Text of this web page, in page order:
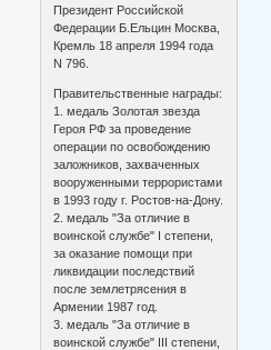
Президент Российской
Федерации Б.Ельцин Москва,
Кремль 18 апреля 1994 года
N 796.
Правительственные награды:
1. медаль Золотая звезда
Героя РФ за проведение
операции по освобождению
заложников, захваченных
вооруженными террористами
в 1993 году г. Ростов-на-Дону.
2. медаль "За отличие в
воинской службе" I степени,
за оказание помощи при
ликвидации последствий
после землетрясения в
Армении 1987 год.
3. медаль "За отличие в
воинской службе" III степени,